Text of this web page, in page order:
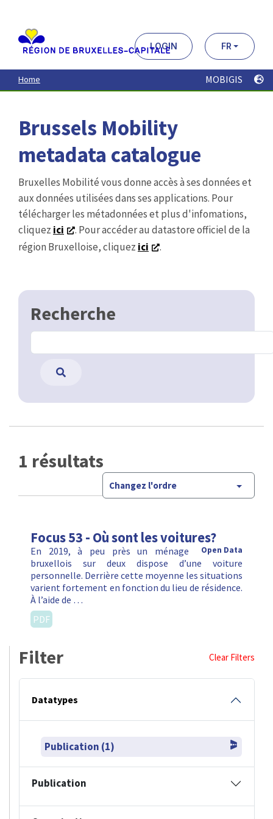
contenu
principal
LOGIN FR
Home MOBIGIS
Brussels Mobility
metadata catalogue
Bruxelles Mobilité vous donne accès à ses données et
aux données utilisées dans ses applications. Pour
télécharger les métadonnées et plus d'infomations,
cliquez ici
. Pour accéder au datastore officiel de la
région Bruxelloise, cliquez ici .
Recherche
1 résultats
Changez l'ordre
Focus 53 - Où sont les voitures?
Open Data
En 2019, à peu près un ménage
bruxellois sur deux dispose d’une voiture
personnelle. Derrière cette moyenne les situations
varient fortement en fonction du lieu de résidence.
À l’aide de …
PDF
Filter Clear Filters
Datatypes
Publication (1)
Publication